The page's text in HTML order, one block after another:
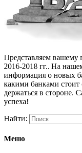
Представляем вашему
2016-2018 гг.. На
информация о новых
какими банками стоит
держаться в стороне.
успеха!
Найти:
Меню